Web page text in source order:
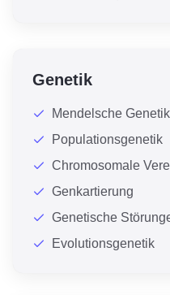
Genetik
Mendelsche Genetik
Populationsgenetik
Chromosomale
Genkartierung
Genetische
Evolutionsgenetik